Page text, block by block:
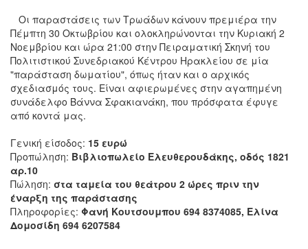
Οι παραστάσεις των Τρωάδων κάνουν πρεμιέρα την
Πέμπτη 30 Οκτωβρίου και ολοκληρώνονται την Κυριακή 2
Νοεμβρίου και ώρα 21:00 στην Πειραματική Σκηνή του
Πολιτιστικού Συνεδριακού Κέντρου Ηρακλείου σε μία
"παράσταση δωματίου", όπως ήταν και ο αρχικός
σχεδιασμός τους. Είναι αφιερωμένες στην αγαπημένη
συνάδελφο Βάννα Σφακιανάκη, που πρόσφατα έφυγε
από κοντά μας.
Γενική είσοδος: 15 ευρώ
Προπώληση: Βιβλιοπωλείο Ελευθερουδάκης, οδός 1821
αρ.10
Πώληση: στα ταμεία του θεάτρου 2 ώρες πριν την
έναρξη της παράστασης
Πληροφορίες: Φανή Κουτσουμπου 694 8374085, Ελίνα
Δομοσίδη 694 6207584